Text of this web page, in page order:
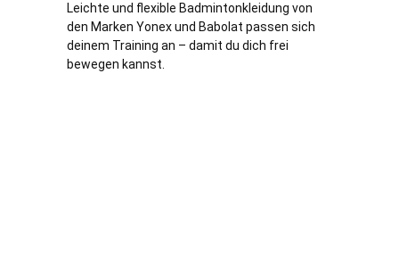
Leichte und flexible Badmintonkleidung von
den Marken Yonex und Babolat passen sich
deinem Training an – damit du dich frei
bewegen kannst.